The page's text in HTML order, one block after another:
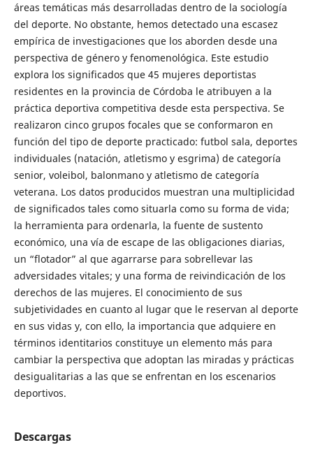
áreas temáticas más desarrolladas dentro de la sociología
del deporte. No obstante, hemos detectado una escasez
empírica de investigaciones que los aborden desde una
perspectiva de género y fenomenológica. Este estudio
explora los significados que 45 mujeres deportistas
residentes en la provincia de Córdoba le atribuyen a la
práctica deportiva competitiva desde esta perspectiva. Se
realizaron cinco grupos focales que se conformaron en
función del tipo de deporte practicado: futbol sala, deportes
individuales (natación, atletismo y esgrima) de categoría
senior, voleibol, balonmano y atletismo de categoría
veterana. Los datos producidos muestran una multiplicidad
de significados tales como situarla como su forma de vida;
la herramienta para ordenarla, la fuente de sustento
económico, una vía de escape de las obligaciones diarias,
un “flotador” al que agarrarse para sobrellevar las
adversidades vitales; y una forma de reivindicación de los
derechos de las mujeres. El conocimiento de sus
subjetividades en cuanto al lugar que le reservan al deporte
en sus vidas y, con ello, la importancia que adquiere en
términos identitarios constituye un elemento más para
cambiar la perspectiva que adoptan las miradas y prácticas
desigualitarias a las que se enfrentan en los escenarios
deportivos.
Descargas